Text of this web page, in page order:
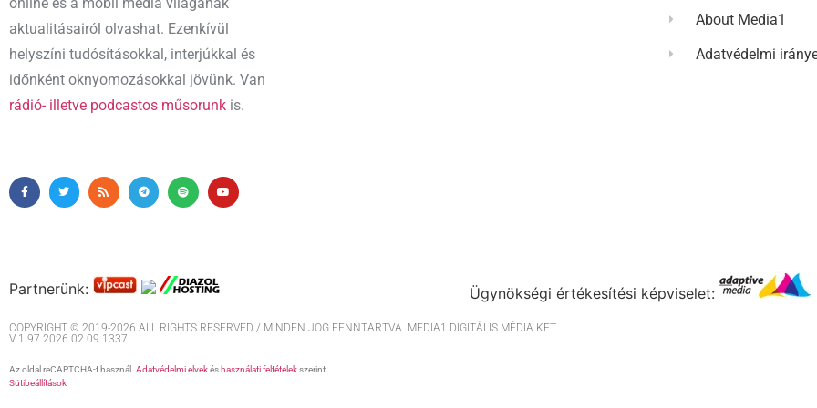
aktualitásairól olvashat. Ezenkívül
helyszíni tudósításokkal, interjúkkal és
időnként oknyomozásokkal jövünk. Van
rádió- illetve podcastos műsorunk is.
About Media1
Adatvédelmi
Partnerünk: Ügynökségi értékesítési képviselet:
COPYRIGHT © 2019-2026 ALL RIGHTS RESERVED / MINDEN JOG FENNTARTVA. MEDIA1 DIGITÁLIS MÉDIA KFT.
V 1.97.2026.02.09.1337
Az oldal reCAPTCHA-t használ. Adatvédelmi elvekés használati feltételekszerint.
Sütibeállítások